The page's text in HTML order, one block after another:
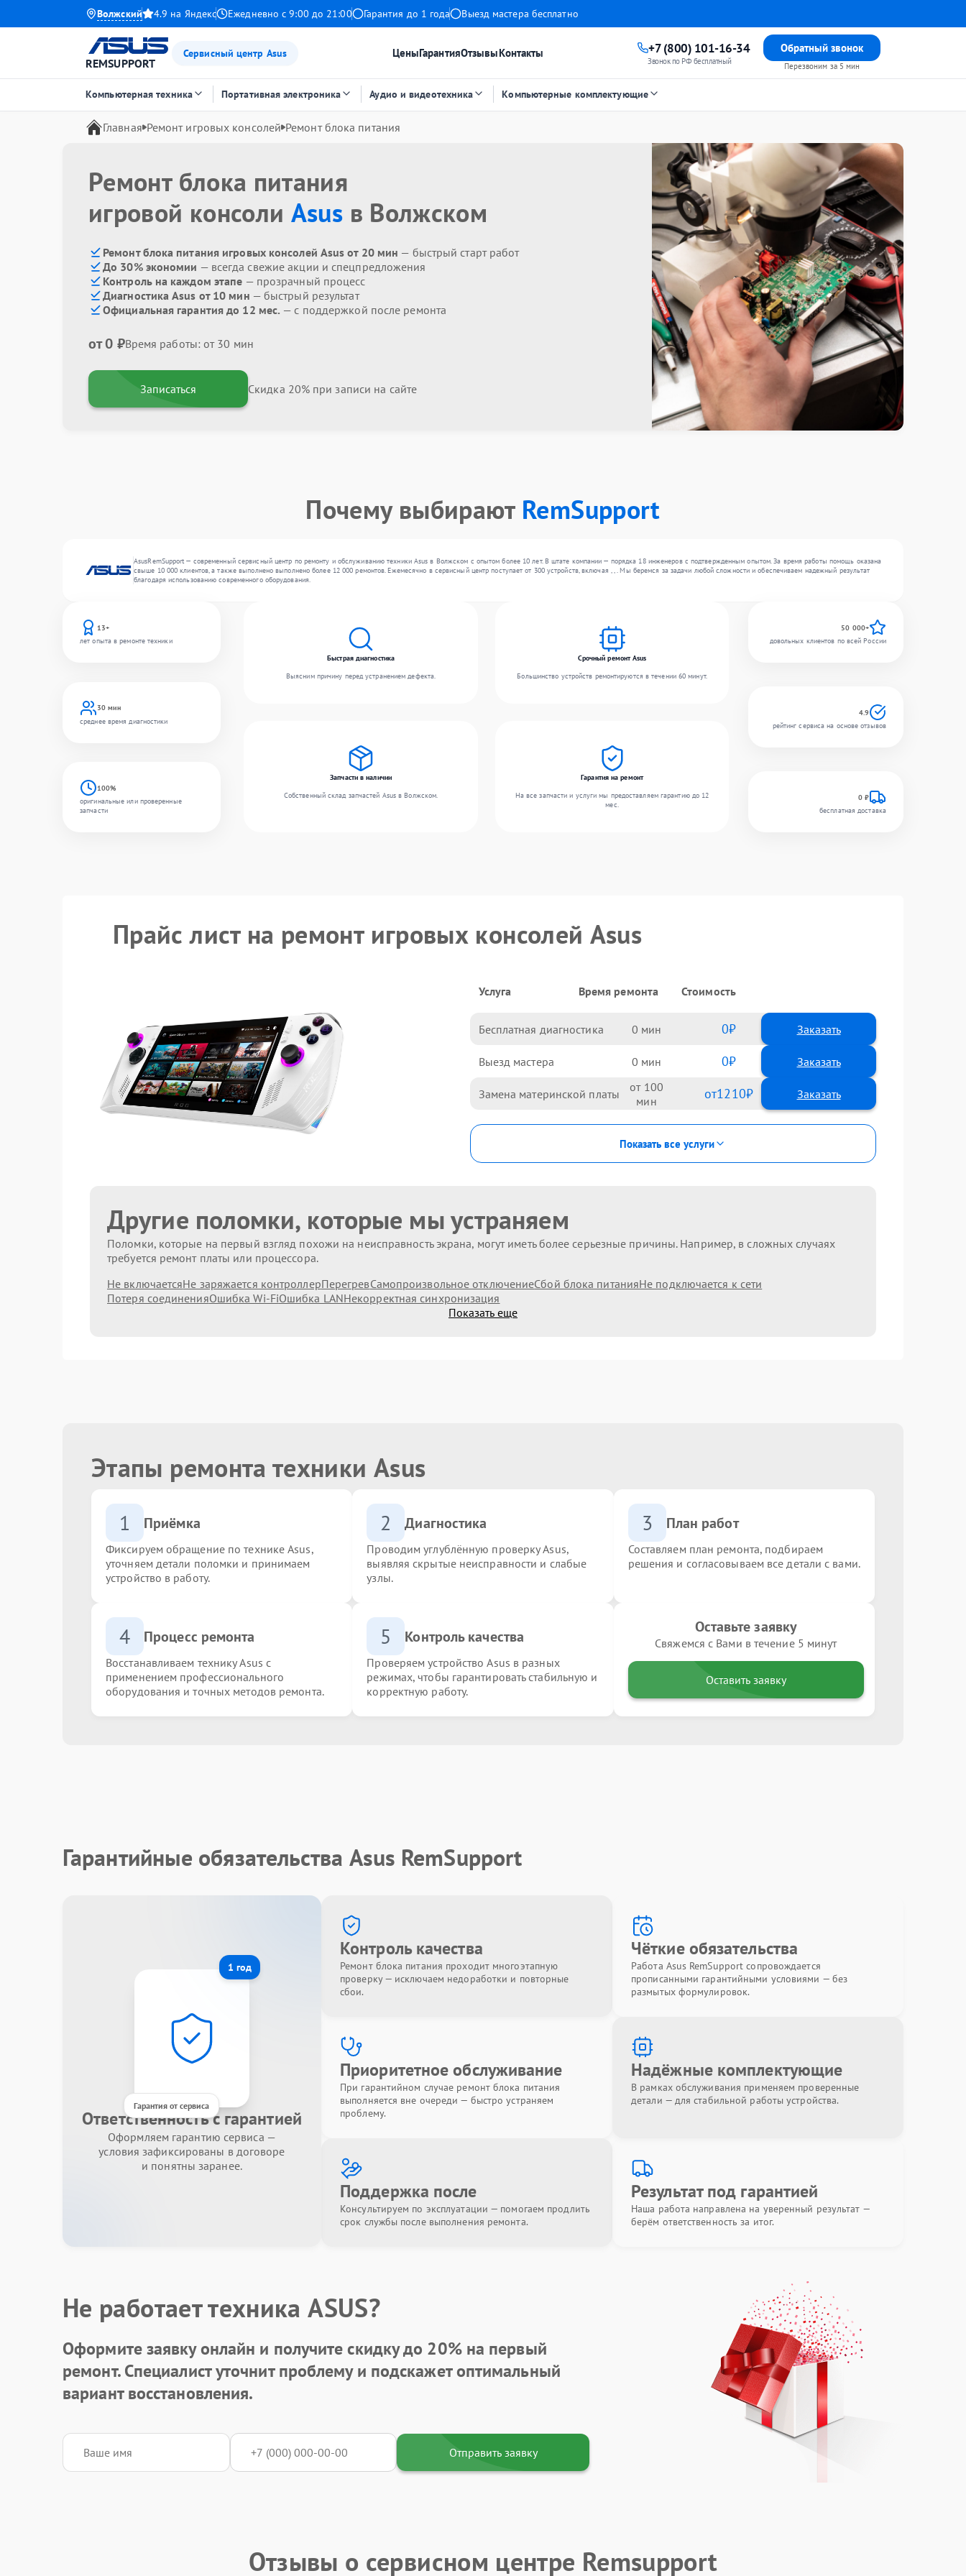
Волжский 4.9 на Яндекс Ежедневно с 9:00 до 21:00 Гарантия до 1 года Выезд мастера бесплатно
REMSUPPORT
Сервисный центр Asus ЦеныГарантияОтзывыКонтакты +7 (800) 101-16-34
Звонок по РФ бесплатный
Обратный звонок
Перезвоним за 5 мин
Компьютерная техника Портативная электроника Аудио и видеотехника Компьютерные комплектующие
Главная Ремонт игровых консолей Ремонт блока питания
Ремонт блока питания
игровой консоли Asus в Волжском
Ремонт блока питания игровых консолей Asus от 20 мин — быстрый старт работ
До 30% экономии — всегда свежие акции и спецпредложения
Контроль на каждом этапе — прозрачный процесс
Диагностика Asus от 10 мин — быстрый результат
Официальная гарантия до 12 мес. — с поддержкой после ремонта
от 0 ₽Время работы: от 30 мин
Записаться Скидка 20% при записи на сайте
Почему выбирают RemSupport
AsusRemSupport — современный сервисный центр по ремонту и обслуживанию техники Asus в Волжском с опытом более 10 лет. В штате компании — порядка 18 инженеров с подтвержденным опытом. За время работы помощь оказана
свыше 10 000 клиентов, а также выполнено выполнено более 12 000 ремонтов. Ежемесячно в сервисный центр поступает от 300 устройств, включая , , . Мы беремся за задачи любой сложности и обеспечиваем надежный результат
благодаря использованию современного оборудования.
13+
лет опыта в ремонте техники
30 мин
среднее время диагностики
100%
оригинальные или проверенные
запчасти
Быстрая диагностика
Выясним причину перед устранением дефекта.
Срочный ремонт Asus
Большинство устройств ремонтируются в течении 60 минут.
Запчасти в наличии
Собственный склад запчастей Asus в Волжском.
Гарантия на ремонт
На все запчасти и услуги мы предоставляем гарантию до 12
мес.
50 000+
довольных клиентов по всей России
4.9
рейтинг сервиса на основе отзывов
0 ₽
бесплатная доставка
Прайс лист на ремонт игровых консолей Asus
Услуга Время ремонта Стоимость
Бесплатная диагностика 0 0 Заказать
Выезд мастера 0 0 Заказать
Замена материнской платы 100 1210
Показать все услуги
Другие поломки, которые мы устраняем
Поломки, которые на первый взгляд похожи на неисправность экрана, могут иметь более серьезные причины. Например, в сложных случаях
требуется ремонт платы или процессора.
Не включаетсяНе заряжается контроллерПерегревСамопроизвольное отключениеСбой блока питанияНе подключается к сети
Потеря соединенияОшибка Wi-FiОшибка LANНекорректная синхронизация
Показать еще
Этапы ремонта техники Asus
1 Приёмка
Фиксируем обращение по технике Asus,
уточняем детали поломки и принимаем
устройство в работу.
2 Диагностика
Проводим углублённую проверку Asus,
выявляя скрытые неисправности и слабые
узлы.
3 План работ
Составляем план ремонта, подбираем
решения и согласовываем все детали с вами.
4 Процесс ремонта
Восстанавливаем технику Asus с
применением профессионального
оборудования и точных методов ремонта.
5 Контроль качества
Проверяем устройство Asus в разных
режимах, чтобы гарантировать стабильную и
корректную работу.
Оставьте заявку
Свяжемся с Вами в течение 5 минут
Оставить заявку
Гарантийные обязательства Asus RemSupport
1 год
Гарантия от сервиса
Ответственность с гарантией
Оформляем гарантию сервиса —
условия зафиксированы в договоре
и понятны заранее.
Контроль качества
Ремонт блока питания проходит многоэтапную
проверку — исключаем недоработки и повторные
сбои.
Чёткие обязательства
Работа Asus RemSupport сопровождается
прописанными гарантийными условиями — без
размытых формулировок.
Приоритетное обслуживание
При гарантийном случае ремонт блока питания
выполняется вне очереди — быстро устраняем
проблему.
Надёжные комплектующие
В рамках обслуживания применяем проверенные
детали — для стабильной работы устройства.
Поддержка после
Консультируем по эксплуатации — помогаем продлить
срок службы после выполнения ремонта.
Результат под гарантией
Наша работа направлена на уверенный результат —
берём ответственность за итог.
Не работает техника ASUS?
Оформите заявку онлайн и получитескидку до 20%на первый
ремонт. Специалист уточнит проблему и подскажет оптимальный
вариант восстановления.
Отправить заявку
Отзывы о сервисном центре Remsupport